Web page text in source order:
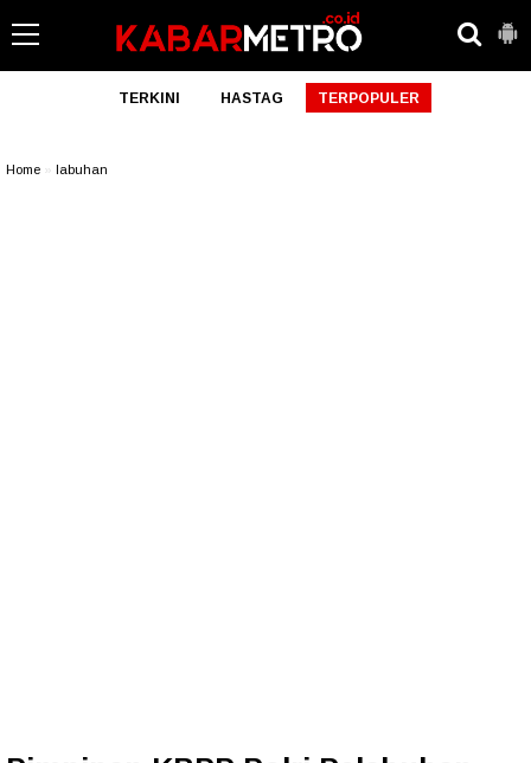
TERKINI HASTAG TERPOPULER
Home labuhan